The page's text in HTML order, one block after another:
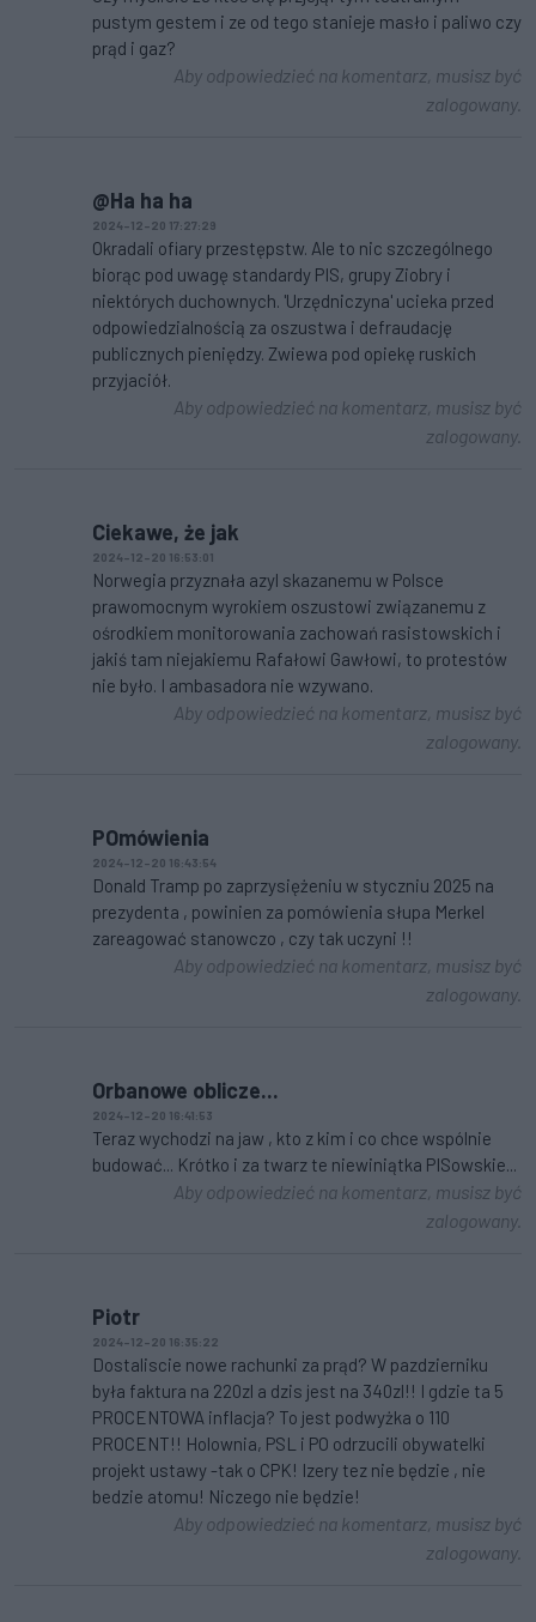
pustym gestem i ze od tego stanieje masło i paliwo czy
prąd i gaz?
Aby odpowiedzieć na komentarz, musisz być
zalogowany.
@Ha ha ha
2024-12-20 17:27:29
Okradali ofiary przestępstw. Ale to nic szczególnego
biorąc pod uwagę standardy PIS, grupy Ziobry i
niektórych duchownych. 'Urzędniczyna' ucieka przed
odpowiedzialnością za oszustwa i defraudację
publicznych pieniędzy. Zwiewa pod opiekę ruskich
przyjaciół.
Aby odpowiedzieć na komentarz, musisz być
zalogowany.
Ciekawe, że jak
2024-12-20 16:53:01
Norwegia przyznała azyl skazanemu w Polsce
prawomocnym wyrokiem oszustowi związanemu z
ośrodkiem monitorowania zachowań rasistowskich i
jakiś tam niejakiemu Rafałowi Gawłowi, to protestów
nie było. I ambasadora nie wzywano.
Aby odpowiedzieć na komentarz, musisz być
zalogowany.
POmówienia
2024-12-20 16:43:54
Donald Tramp po zaprzysiężeniu w styczniu 2025 na
prezydenta , powinien za pomówienia słupa Merkel
zareagować stanowczo , czy tak uczyni !!
Aby odpowiedzieć na komentarz, musisz być
zalogowany.
Orbanowe oblicze...
2024-12-20 16:41:53
Teraz wychodzi na jaw , kto z kim i co chce wspólnie
budować... Krótko i za twarz te niewiniątka PISowskie...
Aby odpowiedzieć na komentarz, musisz być
zalogowany.
Piotr
2024-12-20 16:35:22
Dostaliscie nowe rachunki za prąd? W pazdzierniku
była faktura na 220zl a dzis jest na 340zl!! I gdzie ta 5
PROCENTOWA inflacja? To jest podwyżka o 110
PROCENT!! Holownia, PSL i PO odrzucili obywatelki
projekt ustawy -tak o CPK! Izery tez nie będzie , nie
bedzie atomu! Niczego nie będzie!
Aby odpowiedzieć na komentarz, musisz być
zalogowany.